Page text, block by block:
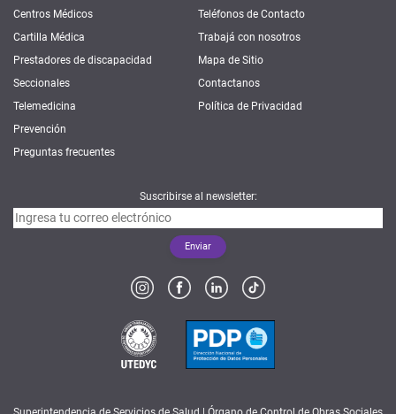
Centros Médicos
Cartilla Médica
Prestadores de discapacidad
Seccionales
Telemedicina
Prevención
Preguntas frecuentes
Teléfonos de Contacto
Trabajá con nosotros
Mapa de Sitio
Contactanos
Política de Privacidad
Suscribirse al newsletter: